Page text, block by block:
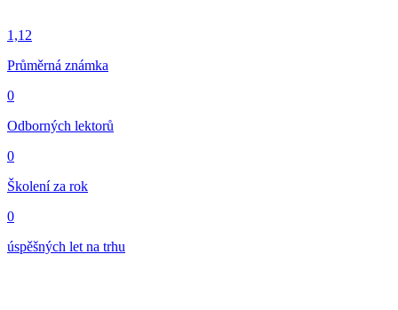
1,12
Průměrná známka
0
Odborných lektorů
0
Školení za rok
0
úspěšných let na trhu